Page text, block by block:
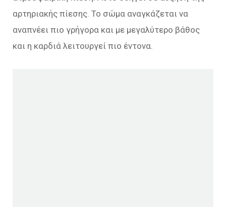
αρτηριακής πίεσης. Το σώμα αναγκάζεται να
αναπνέει πιο γρήγορα και με μεγαλύτερο βάθος
και η καρδιά λειτουργεί πιο έντονα.